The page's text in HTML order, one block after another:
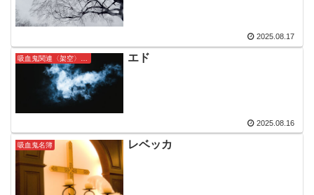
2025.08.17
エド
2025.08.16
吸血鬼名簿 レベッカ